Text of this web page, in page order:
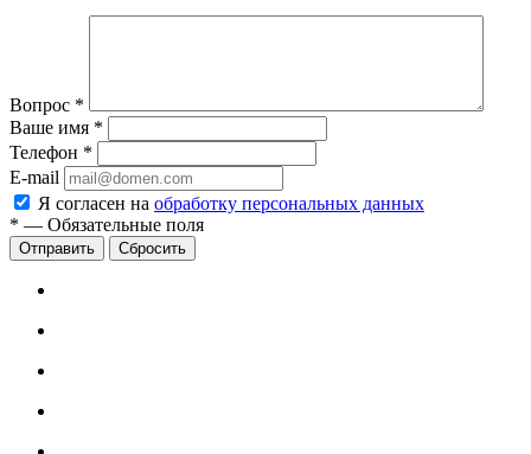
Вопрос *
Ваше имя *
Телефон *
E-mail
Я согласен на обработку персональных данных
* — Обязательные поля
Сбросить